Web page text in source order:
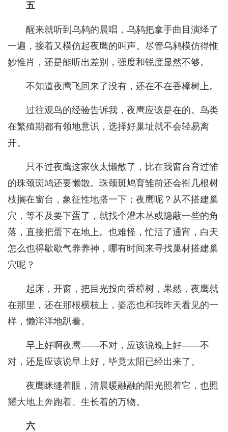
五
醒来就听到乌鸫的晨唱，乌鸫把拿手曲目演绎了
一遍，接着又模仿起夜鹰的叫声。尽管乌鸫模仿得惟
妙惟肖，还是能听出差别，强度和锐度显然不够。
不知道夜鹰飞回来了没有，还在不在香樟树上。
过往观鸟的经验告诉我，夜鹰应该是在的。鸟类
在繁殖期都有领地意识，选择好巢址就不会轻易离
开。
只不过夜鹰这家伙太懒散了，比在我窗台育过雏
的珠颈斑鸠还要懒散。珠颈斑鸠育雏前还会衔几根树
枝搁在窗台，象征性地搭一下；夜鹰呢？从不搭建巢
穴，等不及要下蛋了，就找个灌木丛或隐蔽一些的角
落，直接把蛋下在地上。也难怪，忙活了通宵，白天
怎么也得歇歇气养养神，哪有时间来寻找巢材搭建巢
穴呢？
起床，开窗，把目光投向香樟树，果然，夜鹰就
在那里，还在那根横枝上，姿态也和我昨天看见的一
样，懒洋洋地趴着。
早上好啊夜鹰——不对，应该说晚上好——不
对，还是应该说早上好，毕竟太阳已经出来了。
夜鹰眯缝着眼，清晨暖融融的阳光照着它，也照
耀大地上奔跑着、生长着的万物。
六